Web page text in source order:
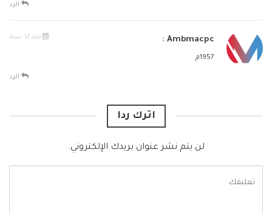
الرد
Ambmacpc
: منذ 12 سنة
1957م
الرد
اترك ردا
لن يتم نشر عنوان بريدك الإلكتروني.